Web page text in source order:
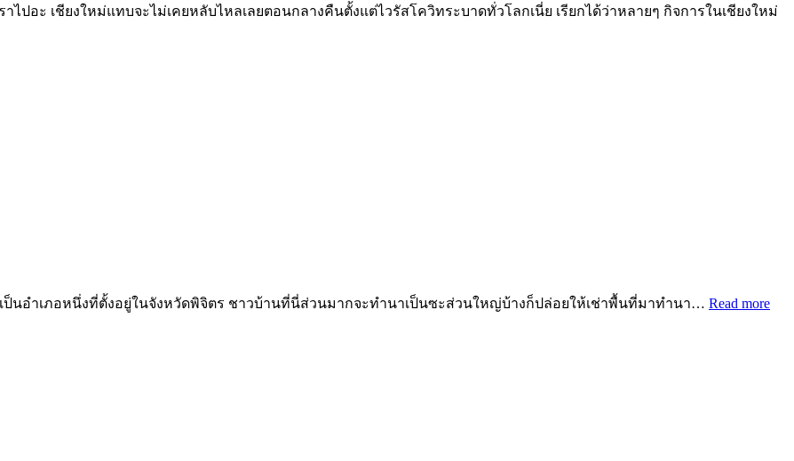
ไปอะ เชียงใหม่แทบจะไม่เคยหลับไหลเลยตอนกลางคืนตั้งแต่ไวรัสโควิทระบาดทั่วโลกเนี่ย เรียกได้ว่าหลายๆ กิจการในเชียงใหม่
ป็นอำเภอหนึ่งที่ตั้งอยู่ในจังหวัดพิจิตร ชาวบ้านที่นี่ส่วนมากจะทำนาเป็นซะส่วนใหญ่บ้างก็ปล่อยให้เช่าพื้นที่มาทำนา… Read more